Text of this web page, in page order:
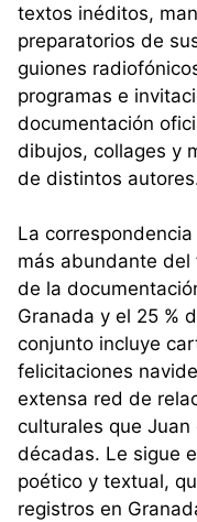
textos inéditos,
preparatorios de
guiones
programas e
documentación
dibujos, collages y
de distintos
La
más abundante
de la
Granada y el 25 %
conjunto incluye
felicitaciones
extensa red de
culturales que
décadas. Le sigue
poético y textual,
registros en